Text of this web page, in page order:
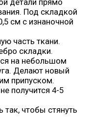
Под складкой
см с изнаночной
часть ткани.
складки.
на небольшом
Делают новый
припуском.
получится 4-5
так, чтобы стянуть